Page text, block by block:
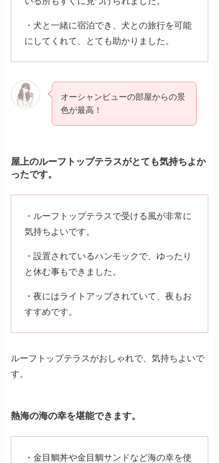
・犬と一緒に宿泊でき、犬との旅行を可能
にしてくれて、とても助かりました。
オーシャンビューの部屋からの景
色が最高！
屋上のルーフトップテラスがとても気持ちよか
ったです。
・ルーフトップテラスで受ける風が非常に
気持ちよいです。
・設置されているハンモックで、ゆったり
と休む事もできました。
・夜にはライトアップされていて、夜もお
すすめです。
ルーフトップテラスがおしゃれで、気持ちよいで
す。
熱海の海の幸を堪能できます。
・金目鯛丼や金目鯛サンドなど海の幸を使